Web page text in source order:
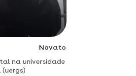
Novato
na universidade